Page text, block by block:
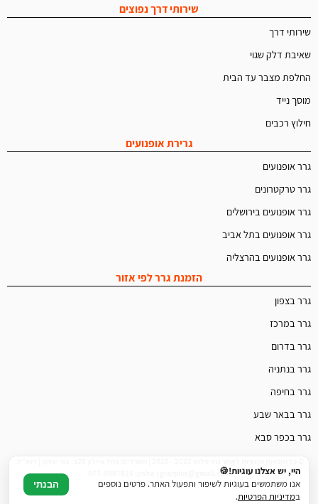
שירותי דרך נפוצים
שירותי דרך
שאיבת דלק שגוי
החלפת מצבר עד הבית
מוסך נייד
חילוץ רכבים
גרירת אופנועים
גרר אופנועים
גרר טרקטרונים
גרר אופנועים בירושלים
גרר אופנועים בתל אביב
גרר אופנועים בהרצליה
הזמנת גרר לפי אזור
גרר בצפון
גרר במרכז
גרר בדרום
גרר בנתניה
גרר בחיפה
גרר בבאר שבע
גרר בכפר סבא
grarplus@gmail.com | טלפון: 077-9897825היי, יש אצלנו עוגיות!🍪
אנו משתמשים בעוגיות לשיפור ותפעול האתר. פרטים נוספים
במדיניות הפרטיות.
הבנתי